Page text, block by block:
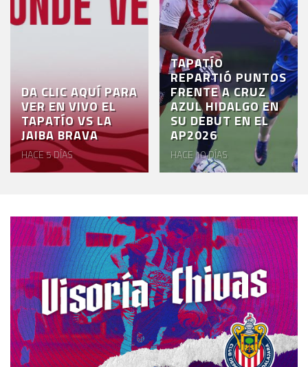
DA CLIC AQUÍ PARA
VER EN VIVO EL
TAPATÍO VS LA
JAIBA BRAVA
HACE 5 DÍAS
TAPATÍO
REPARTIÓ PUNTOS
FRENTE A CRUZ
AZUL HIDALGO EN
SU DEBUT EN EL
AP2026
HACE 10 DÍAS